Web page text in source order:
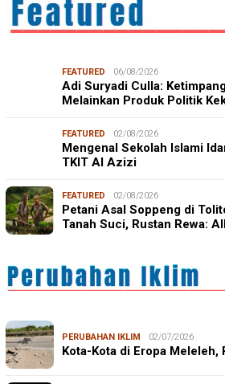
FEATURED 06/08/2026
Adi Suryadi Culla:
Melainkan Produk Politik
FEATURED 02/08/2026
Mengenal Sekolah Islami
TKIT Al Azizi
FEATURED 02/08/2026
Petani Asal Soppeng di
Tanah Suci, Rustan Rewa:
PERUBAHAN IKLIM 02/07/2026
Kota-Kota di Eropa Meleleh,